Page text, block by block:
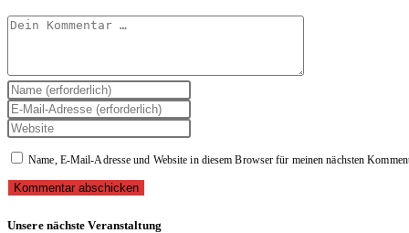
Kommentar
Gib
deinen
Namen
oder
Benutzernamen
Kommentieren
Gib
deine
E-
Mail-
zum
ein
Gib
deine
Website-
ein
Name, E-Mail-Adresse und Website in diesem Browser für meinen nächsten
Unsere nächste Veranstaltung